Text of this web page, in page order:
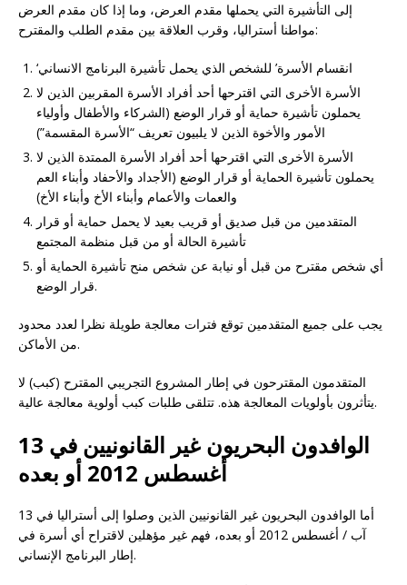
إلى التأشيرة التي يحملها مقدم العرض، وما إذا كان مقدم العرض
مواطنا أستراليا، وقرب العلاقة بين مقدم الطلب والمقترح:
‘انقسام الأسرة’ للشخص الذي يحمل تأشيرة البرنامج الانساني
الأسرة الأخرى التي اقترحها أحد أفراد الأسرة المقربين الذين لا
يحملون تأشيرة حماية أو قرار الوضع (الشركاء والأطفال وأولياء
الأمور والأخوة الذين لا يلبيون تعريف “الأسرة المقسمة”)
الأسرة الأخرى التي اقترحها أحد أفراد الأسرة الممتدة الذين لا
يحملون تأشيرة الحماية أو قرار الوضع (الأجداد والأحفاد وأبناء العم
والعمات والأعمام وأبناء الأخ وأبناء الأخ)
المتقدمين من قبل صديق أو قريب بعيد لا يحمل حماية أو قرار
تأشيرة الحالة أو من قبل منظمة المجتمع
أي شخص مقترح من قبل أو نيابة عن شخص منح تأشيرة الحماية أو
قرار الوضع.
يجب على جميع المتقدمين توقع فترات معالجة طويلة نظرا لعدد محدود
من الأماكن.
المتقدمون المقترحون في إطار المشروع التجريبي المقترح (كبب) لا
يتأثرون بأولويات المعالجة هذه. تتلقى طلبات كبب أولوية معالجة عالية.
الوافدون البحريون غير القانونيين في 13
أغسطس 2012 أو بعده
أما الوافدون البحريون غير القانونيين الذين وصلوا إلى أستراليا في 13
آب / أغسطس 2012 أو بعده، فهم غير مؤهلين لاقتراح أي أسرة في
إطار البرنامج الإنساني.